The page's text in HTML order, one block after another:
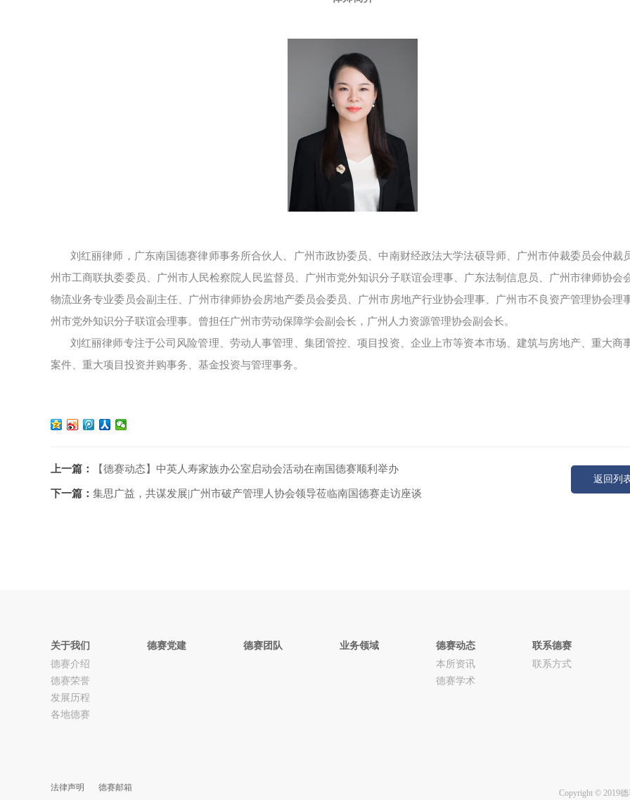
刘红丽律师，广东南国德赛律师事务所合伙人、广州市政协委员、中南财经政法大学法硕导师、广州市仲裁委员会仲裁
州市工商联执委委员、广州市人民检察院人民监督员、广州市党外知识分子联谊会理事、广东法制信息员、广州市律师协会
物流业务专业委员会副主任、广州市律师协会房地产委员会委员、广州市房地产行业协会理事、广州市不良资产管理协会理
州市党外知识分子联谊会理事。曾担任广州市劳动保障学会副会长，广州人力资源管理协会副会长。
刘红丽律师专注于公司风险管理、劳动人事管理、集团管控、项目投资、企业上市等资本市场、建筑与房地产、重大商
案件、重大项目投资并购事务、基金投资与管理事务。
上一篇： 【德赛动态】中英人寿家族办公室启动会活动在南国德赛顺利举办
下一篇： 集思广益，共谋发展|广州市破产管理人协会领导莅临南国德赛走访座谈
返回列
关于我们
德赛介绍
德赛荣誉
发展历程
各地德赛
德赛党建 德赛团队 业务领域
德赛动态
本所资讯
德赛学术
联系德赛
联系方式
法律声明 德赛邮箱
Copyright © 2019